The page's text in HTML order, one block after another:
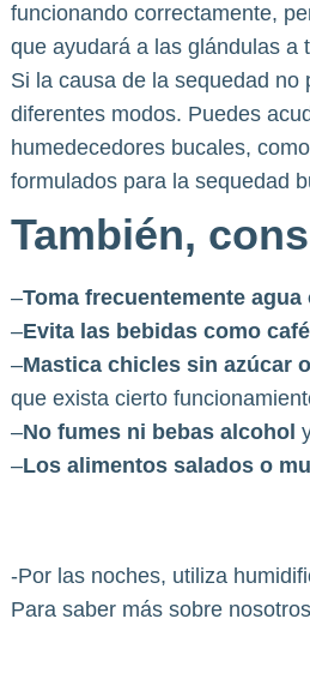
funcionando correctamente,
que ayudará a las glándulas a
Si la causa de la sequedad
diferentes modos. Puedes
humedecedores bucales,
formulados para la sequedad
También,
–Toma frecuentemente
–Evita las bebidas como
–Mastica chicles sin azúcar
que exista cierto
–No fumes ni bebas alcohol
–Los alimentos salados o
-Por las noches, utiliza
Para saber más sobre